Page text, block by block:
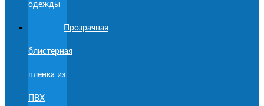
одежды
Прозрачная
блистерная
пленка из
ПВХ